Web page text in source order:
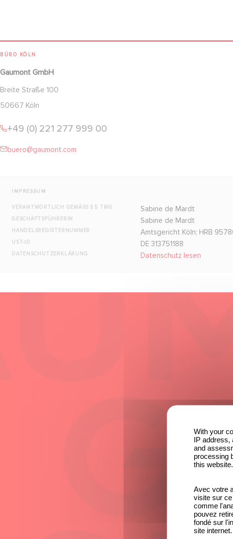
BÜRO KÖLN
Gaumont GmbH
Breite Straße 100
50667 Köln
+49 (0) 221 277 999 00
buero@gaumont.com
IMPRESSUM
VERANTWORTLICH GEMÄSS § 5 TMG Sabine de Mardt
GESCHÄFTSFÜHRERIN Sabine de Mardt
HANDELSREGISTERNUMMER Amtsgericht Köln; HRB
UST-ID DE 313751188
DATENSCHUTZERKLÄRUNG Datenschutz lesen
With your
IP address,
and
processing
this website.
Avec votre
visite sur
comme
pouvez
fondé sur
site internet.